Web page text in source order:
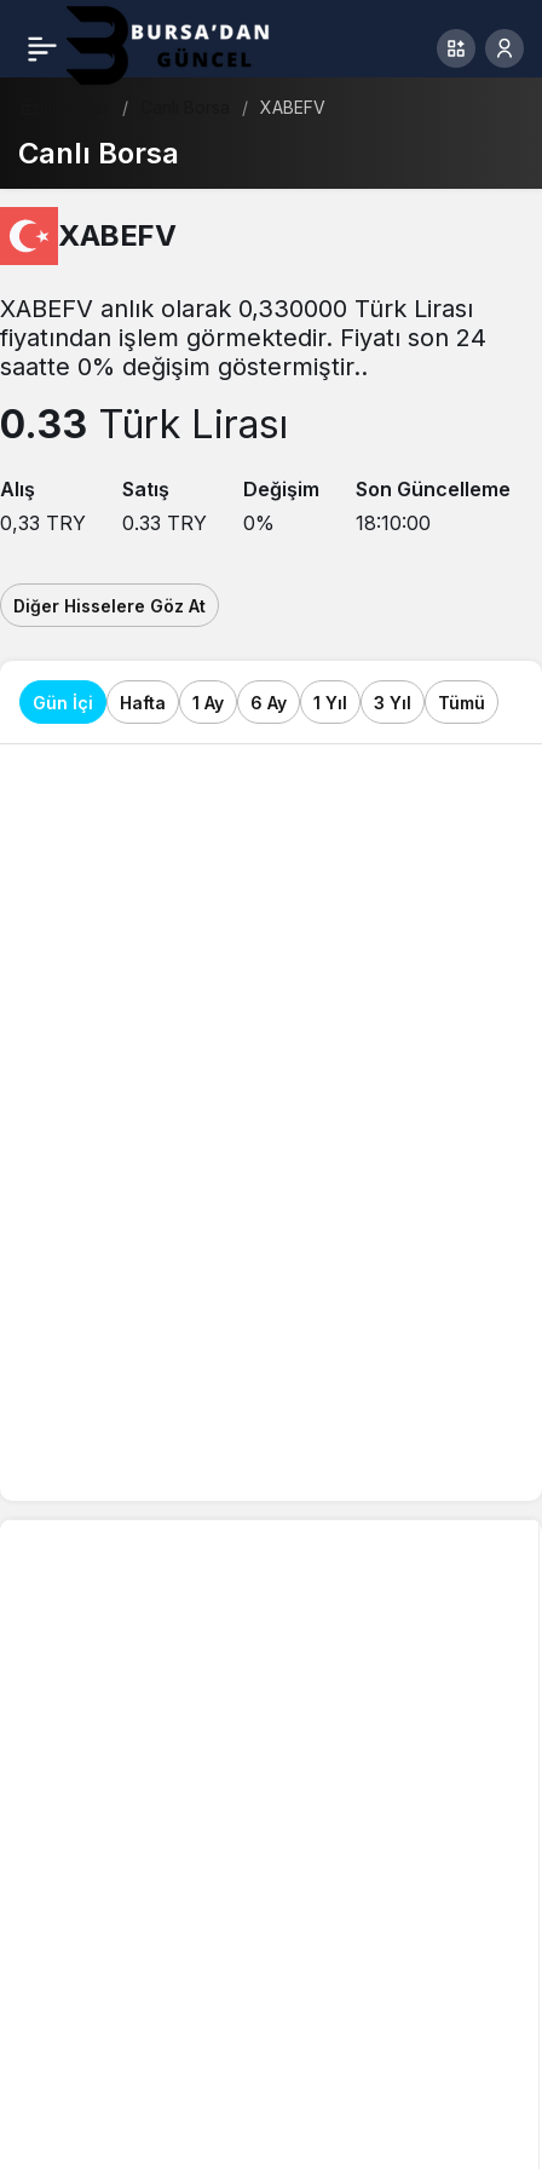
XABEFV
Canlı Borsa
XABEFV
XABEFV anlık olarak 0,330000 Türk Lirası
fiyatından işlem görmektedir. Fiyatı son 24
saatte 0% değişim göstermiştir..
0.33 Türk Lirası
Alış
0,33 TRY
Satış
0.33 TRY
Değişim
0%
Son Güncelleme
18:10:00
Diğer Hisselere Göz At
Gün İçi Hafta 1 Ay 6 Ay 1 Yıl 3 Yıl Tümü